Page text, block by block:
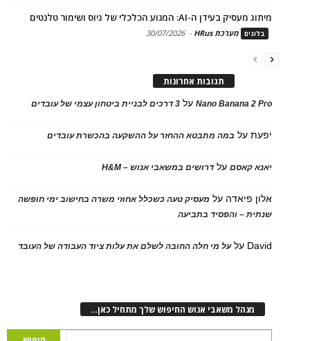
מיתוג מעסיק בעידן ה-AI: המנוע הכלכלי של גיוס ושימור טלנטים
בלוגים מערכת HRus -
30/07/2026
תגובות אחרונות
Nano Banana 2 Proעל 3 דרכים לבניית ביטחון עצמי של עובדים
יפעתעל במה מתבטא ההחזר על ההשקעה בהכשרת עובדים
יאנא קאסםעלדרושים במשאבי אנוש – H&M
אלון פיאדה על מעסיק טעה כשכלל אחוזי משרה בחישוב ימי חופשה
שנתית – והפסיד בתביעה
David עלעל מי חלה החובה לשלם את עלות ציוד העבודה של העובד
מנהל משאבי אנוש החיפוש שלך מתחיל כאן…